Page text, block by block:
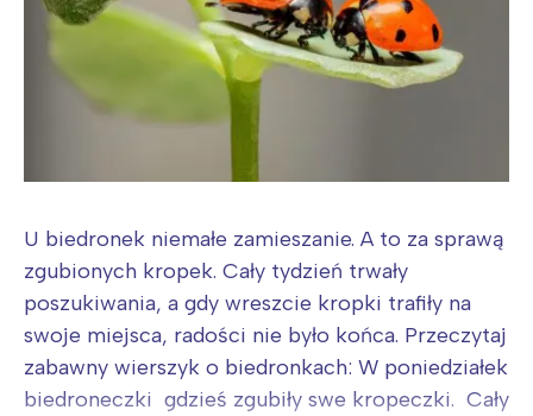
U biedronek niemałe zamieszanie. A to za sprawą
zgubionych kropek. Cały tydzień trwały
poszukiwania, a gdy wreszcie kropki trafiły na
swoje miejsca, radości nie było końca. Przeczytaj
zabawny wierszyk o biedronkach: W poniedziałek
biedroneczki gdzieś zgubiły swe kropeczki. Cały